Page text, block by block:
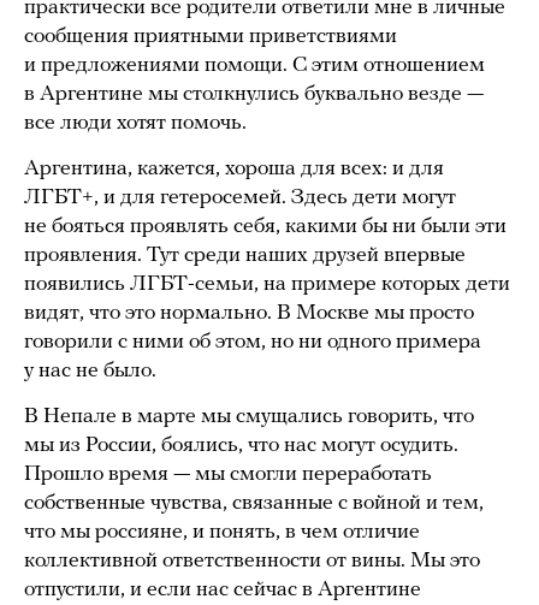
практически все родители ответили мне в личные
сообщения приятными приветствиями
и предложениями помощи. С этим отношением
в Аргентине мы столкнулись буквально везде —
все люди хотят помочь.
Аргентина, кажется, хороша для всех: и для
ЛГБТ+, и для гетеросемей. Здесь дети могут
не бояться проявлять себя, какими бы ни были эти
проявления. Тут среди наших друзей впервые
появились ЛГБТ-семьи, на примере которых дети
видят, что это нормально. В Москве мы просто
говорили с ними об этом, но ни одного примера
у нас не было.
В Непале в марте мы смущались говорить, что
мы из России, боялись, что нас могут осудить.
Прошло время — мы смогли переработать
собственные чувства, связанные с войной и тем,
что мы россияне, и понять, в чем отличие
коллективной ответственности от вины. Мы это
отпустили, и если нас сейчас в Аргентине